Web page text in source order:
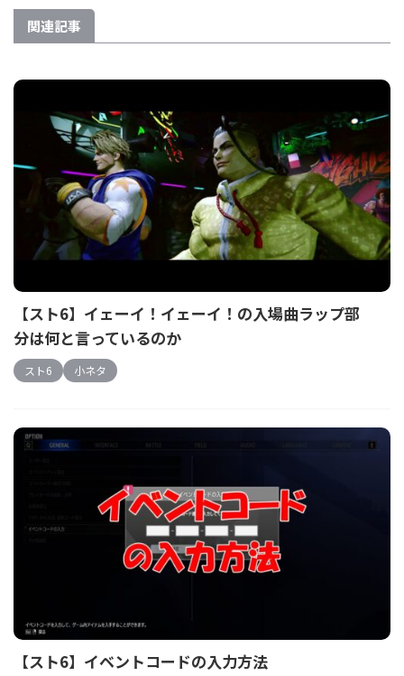
関連記事
【スト6】イェーイ！イェーイ！の入場曲ラップ部
分は何と言っているのか
スト6 小ネタ
【スト6】イベントコードの入力方法